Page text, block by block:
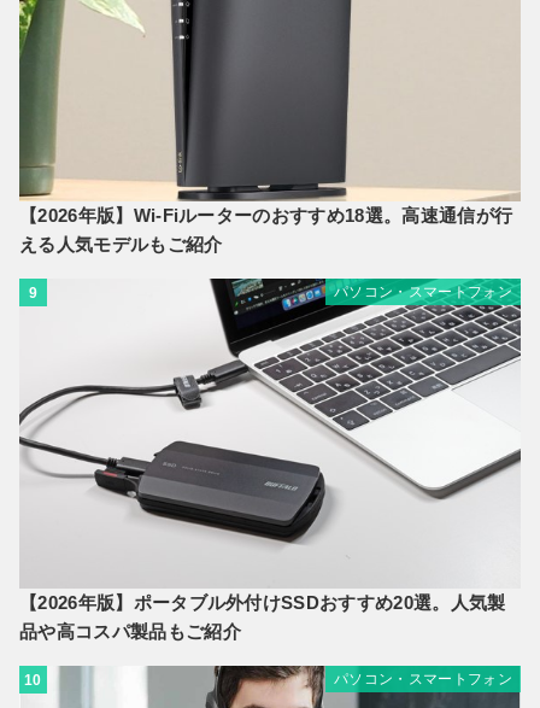
【2026年版】Wi-Fiルーターのおすすめ18選。高速通信が行
える人気モデルもご紹介
9 パソコン・スマートフォン
【2026年版】ポータブル外付けSSDおすすめ20選。人気製
品や高コスパ製品もご紹介
10 パソコン・スマートフォン